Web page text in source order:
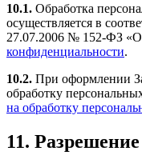
10.1. Обработка
осуществляется в
27.07.2006 № 152-ФЗ
конфиденциальности.
10.2. При оформлении
обработку
на обработку
11.